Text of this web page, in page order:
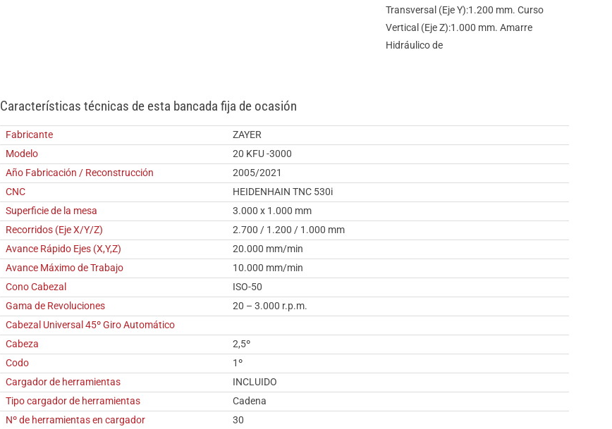
Transversal (Eje Y):1.200 mm. Curso
Vertical (Eje Z):1.000 mm. Amarre
Hidráulico de
Características técnicas de esta bancada fija de ocasión
Fabricante
ZAYER
Modelo
20 KFU -3000
Año Fabricación / Reconstrucción
2005/2021
CNC
HEIDENHAIN TNC 530i
Superficie de la mesa
3.000 x 1.000 mm
Recorridos (Eje X/Y/Z)
2.700 / 1.200 / 1.000 mm
Avance Rápido Ejes (X,Y,Z)
20.000 mm/min
Avance Máximo de Trabajo
10.000 mm/min
Cono Cabezal
ISO-50
Gama de Revoluciones
20 – 3.000 r.p.m.
Cabezal Universal 45º Giro Automático
Cabeza
2,5º
Codo
1º
Cargador de herramientas
INCLUIDO
Tipo cargador de herramientas
Cadena
Nº de herramientas en cargador
30